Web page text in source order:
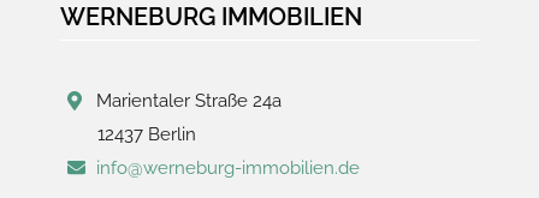
WERNEBURG IMMOBILIEN
Marientaler Straße 24a
12437 Berlin
info@werneburg-immobilien.de